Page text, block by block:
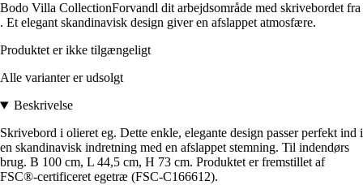
Bodo Villa CollectionForvandl dit arbejdsområde med skrivebordet fra
. Et elegant skandinavisk design giver en afslappet atmosfære.
Produktet er ikke tilgængeligt
Alle varianter er udsolgt
Beskrivelse
Skrivebord i olieret eg. Dette enkle, elegante design passer perfekt ind i
en skandinavisk indretning med en afslappet stemning. Til indendørs
brug. B 100 cm, L 44,5 cm, H 73 cm. Produktet er fremstillet af
FSC®-certificeret egetræ (FSC-C166612).